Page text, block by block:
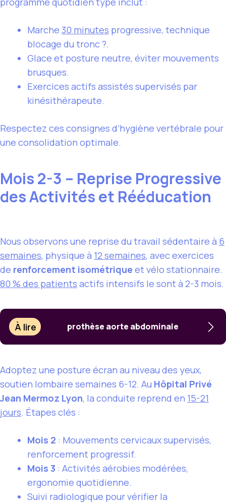
Marche 30 minutes progressive, technique
blocage du tronc ?.
Glace et posture neutre, éviter mouvements
brusques.
Exercices actifs assistés supervisés par
kinésithérapeute.
Respectez ces consignes d’hygiène vertébrale pour
une consolidation optimale.
Mois 2-3 – Reprise Progressive
des Activités et Rééducation
Nous observons une reprise du travail sédentaire à 6
semaines, physique à 12 semaines, avec exercices
de renforcement isométrique et vélo stationnaire.
80 % des patients actifs intensifs le sont à 2-3 mois.
À lire prothèse aorte abdominale
Adoptez une posture écran au niveau des yeux,
soutien lombaire semaines 6-12. Au Hôpital Privé
Jean Mermoz Lyon, la conduite reprend en 15-21
jours. Étapes clés :
Mois 2 : Mouvements cervicaux supervisés,
renforcement progressif.
Mois 3 : Activités aérobies modérées,
ergonomie quotidienne.
Suivi radiologique pour vérifier la